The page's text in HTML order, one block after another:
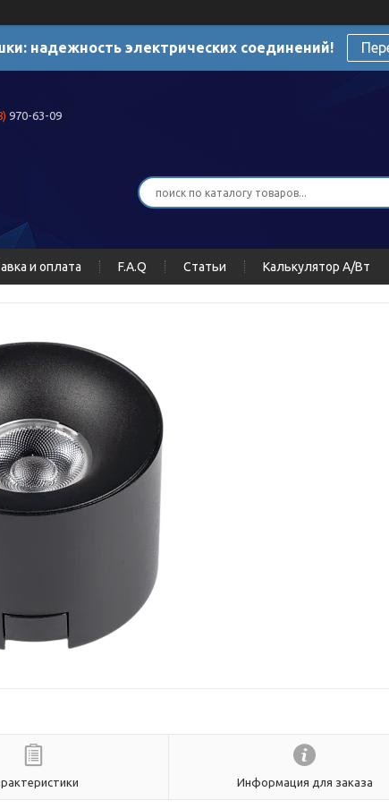
надежность электрических соединений!
970-63-09
и оплата F.A.Q Статьи Калькулятор А/Вт
Информация для заказа